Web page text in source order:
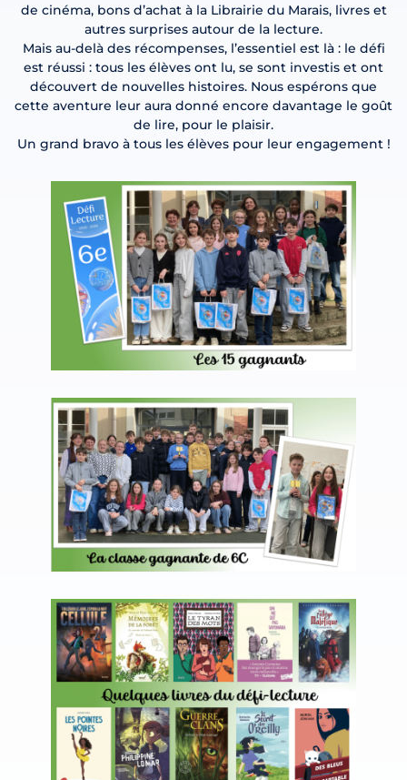
de cinéma, bons d’achat à la Librairie du Marais, livres et
autres surprises autour de la lecture.
Mais au-delà des récompenses, l’essentiel est là : le défi
est réussi : tous les élèves ont lu, se sont investis et ont
découvert de nouvelles histoires. Nous espérons que
cette aventure leur aura donné encore davantage le goût
de lire, pour le plaisir.
Un grand bravo à tous les élèves pour leur engagement !